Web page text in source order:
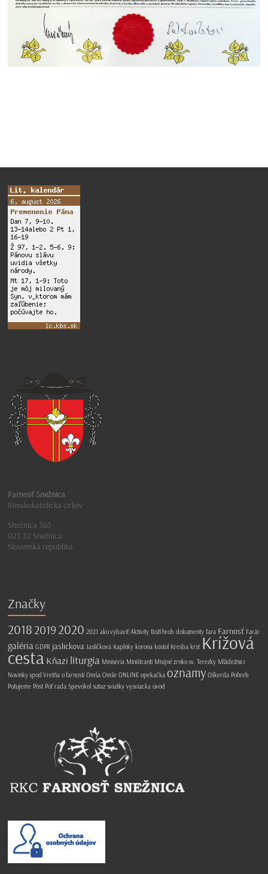
Farnosť Snežnica
Rímskokatolícka cirkev
Snežnica 365
023 32 Snežnica
Slovenská republika
Značky
2018 2019 2020 2021 ako vybaviť Aktivity Boží hrob dokumenty fara Farnosť Farár
galéria GDPR jaslickova Jasličková Kaplnky korona kostol Kresba krst Krížová
cesta Kňazi liturgia Miniséria Miništranti Misijné zrnko sv. Terezky Mládežnici
Novinky spod Vretňa o farnosti Omša Omše ONLINE opekačka oznamy Oškerda Pohreb
Putujeme Pôst Púť rada Spevokol sutaz sviatky vysviacka úvod